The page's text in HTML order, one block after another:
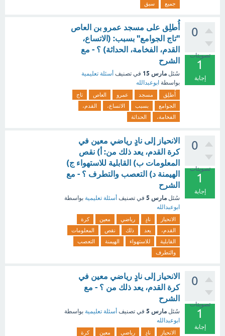
جميع
سبق
0
تصويتات
1
إجابة
أُطلِق على مسجد عمرو بن العاص
"تاج الجوامع" بسبب: (الاتساع،
القدم، الفخامة، الحداثة) ؟ - مع
الشرح
سُئل مارس 15 في تصنيف أسئلة تعليمية
بواسطة ابوعبدالله
أُطلِق مسجد عمرو العاص
تاج
الجوامع
بسبب الاتساع،
القدم،
الفخامة،
الحداثة
0
تصويتات
1
إجابة
الانحياز إلى نادٍ رياضي معين في
كرة القدم، يعد ذلك من: أ) نقص
المعلومات ب) القابلية للاستهواء ج)
الهيمنة د) التعصب والتطرف ؟ - مع
الشرح
سُئل مارس 5 في تصنيف أسئلة تعليمية بواسطة
ابوعبدالله
الانحياز نادٍ رياضي معين
كرة
القدم،
يعد ذلك نقص
المعلومات
القابلية
للاستهواء الهيمنة
التعصب
والتطرف
0
تصويتات
1
إجابة
الانحياز إلى نادٍ رياضي معين في
كرة القدم، يعد ذلك من ؟ - مع
الشرح
سُئل مارس 5 في تصنيف أسئلة تعليمية بواسطة
ابوعبدالله
الانحياز نادٍ رياضي معين
كرة